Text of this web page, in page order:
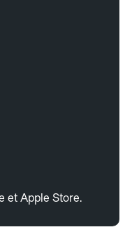
et Apple Store.